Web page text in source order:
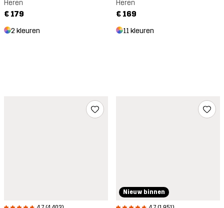
Heren
€ 179
2 kleuren
Heren
€ 169
11 kleuren
Nieuw binnen